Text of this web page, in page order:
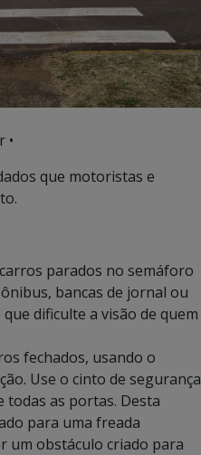
•
que motoristas e
parados no semáforo
bancas de jornal ou
dificulte a visão de quem
fechados, usando o
Use o cinto de segurança
todas as portas. Desta
para uma freada
um obstáculo criado para